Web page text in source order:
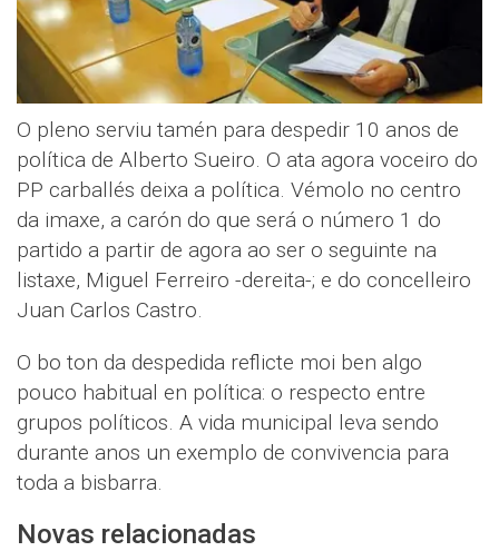
O pleno serviu tamén para despedir 10 anos de
política de Alberto Sueiro. O ata agora voceiro do
PP carballés deixa a política. Vémolo no centro
da imaxe, a carón do que será o número 1 do
partido a partir de agora ao ser o seguinte na
listaxe, Miguel Ferreiro -dereita-; e do concelleiro
Juan Carlos Castro.
O bo ton da despedida reflicte moi ben algo
pouco habitual en política: o respecto entre
grupos políticos. A vida municipal leva sendo
durante anos un exemplo de convivencia para
toda a bisbarra.
Novas relacionadas